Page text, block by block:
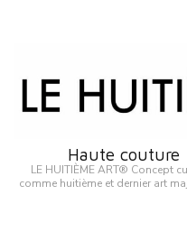
Haute couture
LE HUITIÈME ART® Concept
comme huitième et dernier art